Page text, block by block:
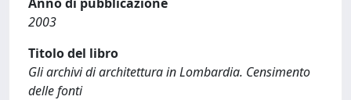
2003
Titolo del libro
Gli archivi di architettura in Lombardia. Censimento
delle fonti